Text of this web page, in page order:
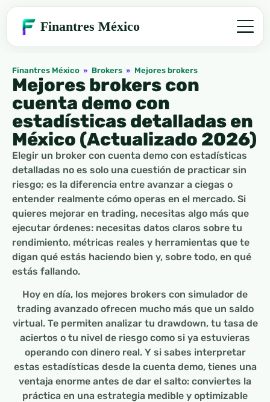
Finantres México
Finantres México » Brokers » Mejores brokers
Mejores brokers con
cuenta demo con
estadísticas detalladas en
México (Actualizado 2026)
Elegir un broker con cuenta demo con estadísticas
detalladas no es solo una cuestión de practicar sin
riesgo; es la diferencia entre avanzar a ciegas o
entender realmente cómo operas en el mercado. Si
quieres mejorar en trading, necesitas algo más que
ejecutar órdenes: necesitas datos claros sobre tu
rendimiento, métricas reales y herramientas que te
digan qué estás haciendo bien y, sobre todo, en qué
estás fallando.
Hoy en día, los mejores brokers con simulador de
trading avanzado ofrecen mucho más que un saldo
virtual. Te permiten analizar tu drawdown, tu tasa de
aciertos o tu nivel de riesgo como si ya estuvieras
operando con dinero real. Y si sabes interpretar
estas estadísticas desde la cuenta demo, tienes una
ventaja enorme antes de dar el salto: conviertes la
práctica en una estrategia medible y optimizable